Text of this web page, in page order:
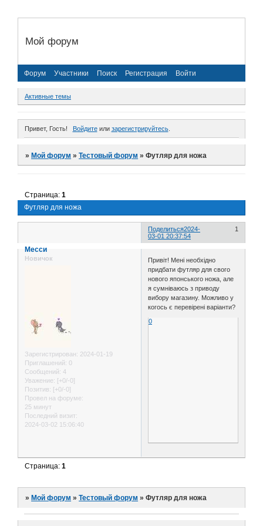
Мой форум
Форум Участники Поиск Регистрация Войти
Активные темы
Привет, Гость! Войдитеили зарегистрируйтесь.
»Мой форум »Тестовый форум »Футляр для ножа
Футляр для ножа
Страница:1
Поделиться 1
2024-
03-01 20:37:54
Месси
Новичок
Зарегистрирован: 2024-01-19
Приглашений: 0
Сообщений: 4
Уважение: [+0/-0]
Позитив: [+0/-0]
Провел на форуме:
25 минут
Последний визит:
2024-03-02 15:06:40
Привіт! Мені необхідно
придбати футляр для свого
нового японського ножа, але
я сумніваюсь з приводу
вибору магазину. Можливо у
когось є перевірені варіанти?
0
Страница:1
» Мой форум »Тестовый форум »Футляр для ножа